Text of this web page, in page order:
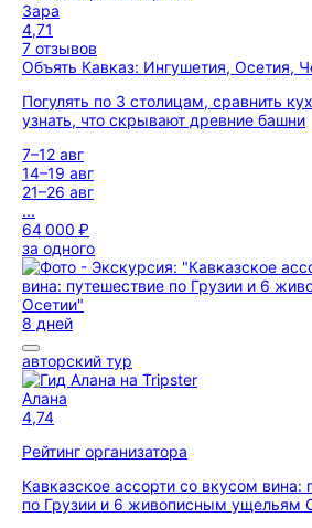
Зара
4,71
7 отзывов
Объять Кавказ: Ингушетия, Осетия,
Погулять по 3 столицам, сравнить
узнать, что скрывают древние башни
7–12 авг
14–19 авг
21–26 авг
...
64 000 ₽
за одного
8 дней
авторский тур
Алана
4,74
Рейтинг организатора
Кавказское ассорти со вкусом вина:
по Грузии и 6 живописным ущельям